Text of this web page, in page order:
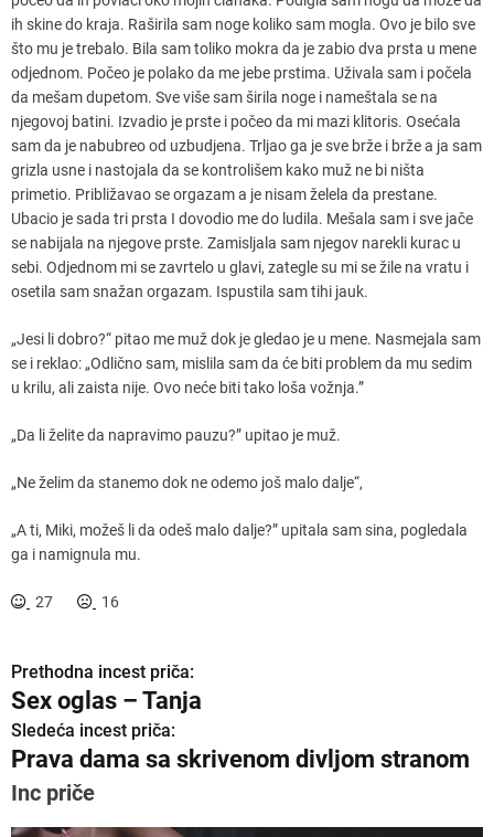
ih skine do kraja. Raširila sam noge koliko sam mogla. Ovo je bilo sve
što mu je trebalo. Bila sam toliko mokra da je zabio dva prsta u mene
odjednom. Počeo je polako da me jebe prstima. Uživala sam i počela
da mešam dupetom. Sve više sam širila noge i nameštala se na
njegovoj batini. Izvadio je prste i počeo da mi mazi klitoris. Osećala
sam da je nabubreo od uzbudjena. Trljao ga je sve brže i brže a ja sam
grizla usne i nastojala da se kontrolišem kako muž ne bi ništa
primetio. Približavao se orgazam a je nisam želela da prestane.
Ubacio je sada tri prsta I dovodio me do ludila. Mešala sam i sve jače
se nabijala na njegove prste. Zamisljala sam njegov narekli kurac u
sebi. Odjednom mi se zavrtelo u glavi, zategle su mi se žile na vratu i
osetila sam snažan orgazam. Ispustila sam tihi jauk.
„Jesi li dobro?“ pitao me muž dok je gledao je u mene. Nasmejala sam
se i reklao: „Odlično sam, mislila sam da će biti problem da mu sedim
u krilu, ali zaista nije. Ovo neće biti tako loša vožnja.”
„Da li želite da napravimo pauzu?” upitao je muž.
„Ne želim da stanemo dok ne odemo još malo dalje“,
„A ti, Miki, možeš li da odeš malo dalje?” upitala sam sina, pogledala
ga i namignula mu.
27 16
K
r
e
t
Prethodna incest priča:
Sex oglas – Tanja
Sledeća incest priča:
Prava dama sa skrivenom divljom stranom
Inc priče